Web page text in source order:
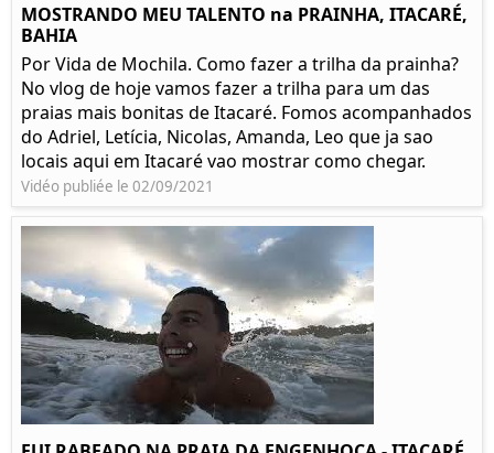
MOSTRANDO MEU TALENTO na PRAINHA, ITACARÉ,
BAHIA
Por Vida de Mochila. Como fazer a trilha da prainha?
No vlog de hoje vamos fazer a trilha para um das
praias mais bonitas de Itacaré. Fomos acompanhados
do Adriel, Letícia, Nicolas, Amanda, Leo que ja sao
locais aqui em Itacaré vao mostrar como chegar.
Vidéo publiée le 02/09/2021